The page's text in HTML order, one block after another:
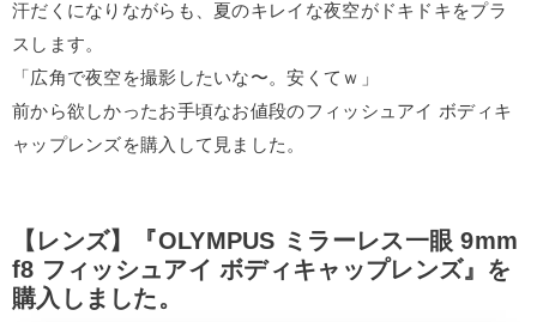
汗だくになりながらも、夏のキレイな夜空がドキドキをプラ
スします。
「広角で夜空を撮影したいな〜。安くてｗ」
前から欲しかったお手頃なお値段のフィッシュアイ ボディキ
ャップレンズを購入して見ました。
【レンズ】『OLYMPUS ミラーレス一眼 9mm
f8 フィッシュアイ ボディキャップレンズ』を
購入しました。